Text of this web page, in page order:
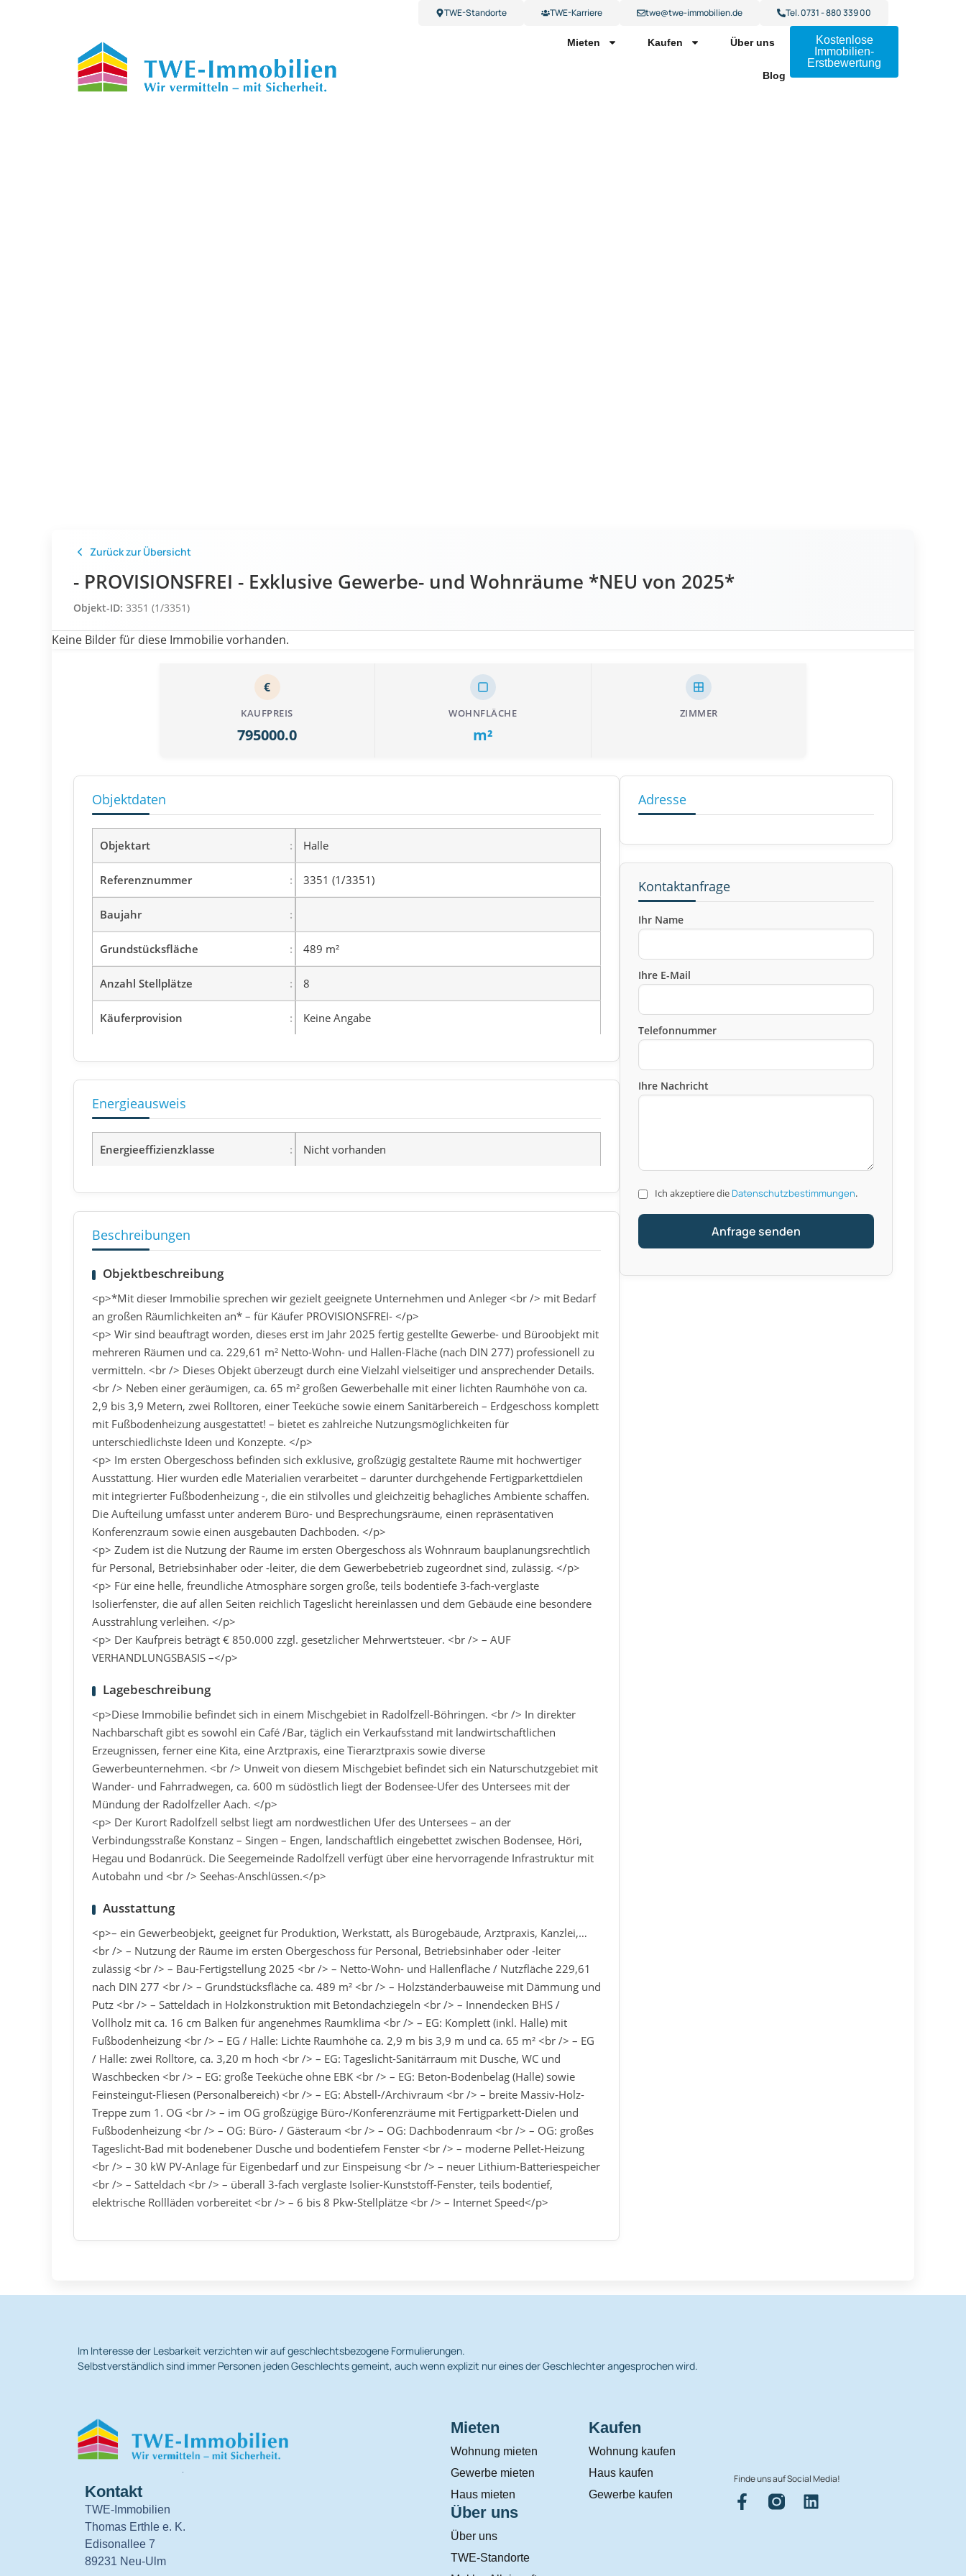
Tel. 0731 - 880 339 00
twe@twe-immobilien.de
TWE-Karriere
TWE-Standorte
Mieten Kaufen Über uns
Blog
Kostenlose
Immobilien-
Erstbewertung
Zurück zur Übersicht
- PROVISIONSFREI - Exklusive Gewerbe- und Wohnräume *NEU von 2025*
Objekt-ID: 3351 (1/3351)
Keine Bilder für diese Immobilie vorhanden.
€
KAUFPREIS
795000.0
WOHNFLÄCHE
m²
ZIMMER
Objektdaten
Objektart Halle
Referenznummer 3351 (1/3351)
Baujahr
Grundstücksfläche 489 m²
Anzahl Stellplätze 8
Käuferprovision Keine Angabe
Energieausweis
Energieeffizienzklasse Nicht vorhanden
Beschreibungen
Objektbeschreibung
<p>*Mit dieser Immobilie sprechen wir gezielt geeignete Unternehmen und Anleger <br /> mit Bedarf
an großen Räumlichkeiten an* – für Käufer PROVISIONSFREI- </p>
<p> Wir sind beauftragt worden, dieses erst im Jahr 2025 fertig gestellte Gewerbe- und Büroobjekt mit
mehreren Räumen und ca. 229,61 m² Netto-Wohn- und Hallen-Fläche (nach DIN 277) professionell zu
vermitteln. <br /> Dieses Objekt überzeugt durch eine Vielzahl vielseitiger und ansprechender Details.
<br /> Neben einer geräumigen, ca. 65 m² großen Gewerbehalle mit einer lichten Raumhöhe von ca.
2,9 bis 3,9 Metern, zwei Rolltoren, einer Teeküche sowie einem Sanitärbereich – Erdgeschoss komplett
mit Fußbodenheizung ausgestattet! – bietet es zahlreiche Nutzungsmöglichkeiten für
unterschiedlichste Ideen und Konzepte. </p>
<p> Im ersten Obergeschoss befinden sich exklusive, großzügig gestaltete Räume mit hochwertiger
Ausstattung. Hier wurden edle Materialien verarbeitet – darunter durchgehende Fertigparkettdielen
mit integrierter Fußbodenheizung -, die ein stilvolles und gleichzeitig behagliches Ambiente schaffen.
Die Aufteilung umfasst unter anderem Büro- und Besprechungsräume, einen repräsentativen
Konferenzraum sowie einen ausgebauten Dachboden. </p>
<p> Zudem ist die Nutzung der Räume im ersten Obergeschoss als Wohnraum bauplanungsrechtlich
für Personal, Betriebsinhaber oder -leiter, die dem Gewerbebetrieb zugeordnet sind, zulässig. </p>
<p> Für eine helle, freundliche Atmosphäre sorgen große, teils bodentiefe 3-fach-verglaste
Isolierfenster, die auf allen Seiten reichlich Tageslicht hereinlassen und dem Gebäude eine besondere
Ausstrahlung verleihen. </p>
<p> Der Kaufpreis beträgt € 850.000 zzgl. gesetzlicher Mehrwertsteuer. <br /> – AUF
VERHANDLUNGSBASIS –</p>
Lagebeschreibung
<p>Diese Immobilie befindet sich in einem Mischgebiet in Radolfzell-Böhringen. <br /> In direkter
Nachbarschaft gibt es sowohl ein Café /Bar, täglich ein Verkaufsstand mit landwirtschaftlichen
Erzeugnissen, ferner eine Kita, eine Arztpraxis, eine Tierarztpraxis sowie diverse
Gewerbeunternehmen. <br /> Unweit von diesem Mischgebiet befindet sich ein Naturschutzgebiet mit
Wander- und Fahrradwegen, ca. 600 m südöstlich liegt der Bodensee-Ufer des Untersees mit der
Mündung der Radolfzeller Aach. </p>
<p> Der Kurort Radolfzell selbst liegt am nordwestlichen Ufer des Untersees – an der
Verbindungsstraße Konstanz – Singen – Engen, landschaftlich eingebettet zwischen Bodensee, Höri,
Hegau und Bodanrück. Die Seegemeinde Radolfzell verfügt über eine hervorragende Infrastruktur mit
Autobahn und <br /> Seehas-Anschlüssen.</p>
Ausstattung
<p>– ein Gewerbeobjekt, geeignet für Produktion, Werkstatt, als Bürogebäude, Arztpraxis, Kanzlei,…
<br /> – Nutzung der Räume im ersten Obergeschoss für Personal, Betriebsinhaber oder -leiter
zulässig <br /> – Bau-Fertigstellung 2025 <br /> – Netto-Wohn- und Hallenfläche / Nutzfläche 229,61
nach DIN 277 <br /> – Grundstücksfläche ca. 489 m² <br /> – Holzständerbauweise mit Dämmung und
Putz <br /> – Satteldach in Holzkonstruktion mit Betondachziegeln <br /> – Innendecken BHS /
Vollholz mit ca. 16 cm Balken für angenehmes Raumklima <br /> – EG: Komplett (inkl. Halle) mit
Fußbodenheizung <br /> – EG / Halle: Lichte Raumhöhe ca. 2,9 m bis 3,9 m und ca. 65 m² <br /> – EG
/ Halle: zwei Rolltore, ca. 3,20 m hoch <br /> – EG: Tageslicht-Sanitärraum mit Dusche, WC und
Waschbecken <br /> – EG: große Teeküche ohne EBK <br /> – EG: Beton-Bodenbelag (Halle) sowie
Feinsteingut-Fliesen (Personalbereich) <br /> – EG: Abstell-/Archivraum <br /> – breite Massiv-Holz-
Treppe zum 1. OG <br /> – im OG großzügige Büro-/Konferenzräume mit Fertigparkett-Dielen und
Fußbodenheizung <br /> – OG: Büro- / Gästeraum <br /> – OG: Dachbodenraum <br /> – OG: großes
Tageslicht-Bad mit bodenebener Dusche und bodentiefem Fenster <br /> – moderne Pellet-Heizung
<br /> – 30 kW PV-Anlage für Eigenbedarf und zur Einspeisung <br /> – neuer Lithium-Batteriespeicher
<br /> – Satteldach <br /> – überall 3-fach verglaste Isolier-Kunststoff-Fenster, teils bodentief,
elektrische Rollläden vorbereitet <br /> – 6 bis 8 Pkw-Stellplätze <br /> – Internet Speed</p>
Adresse
Kontaktanfrage
Ihr Name
Ihre E-Mail
Telefonnummer
Ihre Nachricht
Ich akzeptiere die Datenschutzbestimmungen.
Anfrage senden
Im Interesse der Lesbarkeit verzichten wir auf geschlechtsbezogene Formulierungen.
Selbstverständlich sind immer Personen jeden Geschlechts gemeint, auch wenn explizit nur eines der Geschlechter angesprochen wird.
Kontakt
TWE-Immobilien
Thomas Erthle e. K.
Edisonallee 7
89231 Neu-Ulm
Mieten
Wohnung mieten
Gewerbe mieten
Haus mieten
Über uns
Über uns
TWE-Standorte
Kaufen
Wohnung kaufen
Haus kaufen
Gewerbe kaufen
Finde uns auf Social Media!